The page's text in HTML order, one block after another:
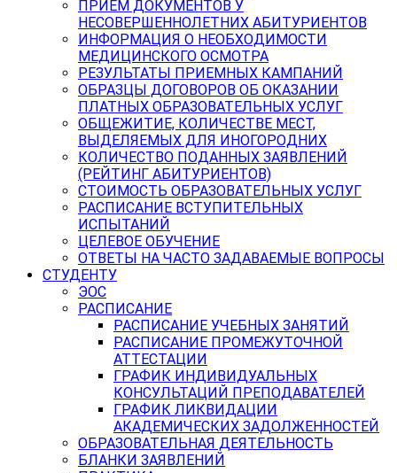
ПРИЕМ ДОКУМЕНТОВ У
НЕСОВЕРШЕННОЛЕТНИХ АБИТУРИЕНТОВ
ИНФОРМАЦИЯ О НЕОБХОДИМОСТИ
МЕДИЦИНСКОГО ОСМОТРА
РЕЗУЛЬТАТЫ ПРИЕМНЫХ КАМПАНИЙ
ОБРАЗЦЫ ДОГОВОРОВ ОБ ОКАЗАНИИ
ПЛАТНЫХ ОБРАЗОВАТЕЛЬНЫХ УСЛУГ
ОБЩЕЖИТИЕ, КОЛИЧЕСТВЕ МЕСТ,
ВЫДЕЛЯЕМЫХ ДЛЯ ИНОГОРОДНИХ
КОЛИЧЕСТВО ПОДАННЫХ ЗАЯВЛЕНИЙ
(РЕЙТИНГ АБИТУРИЕНТОВ)
СТОИМОСТЬ ОБРАЗОВАТЕЛЬНЫХ УСЛУГ
РАСПИСАНИЕ ВСТУПИТЕЛЬНЫХ
ИСПЫТАНИЙ
ЦЕЛЕВОЕ ОБУЧЕНИЕ
ОТВЕТЫ НА ЧАСТО ЗАДАВАЕМЫЕ ВОПРОСЫ
СТУДЕНТУ
ЭОС
РАСПИСАНИЕ
РАСПИСАНИЕ УЧЕБНЫХ ЗАНЯТИЙ
РАСПИСАНИЕ ПРОМЕЖУТОЧНОЙ
АТТЕСТАЦИИ
ГРАФИК ИНДИВИДУАЛЬНЫХ
КОНСУЛЬТАЦИЙ ПРЕПОДАВАТЕЛЕЙ
ГРАФИК ЛИКВИДАЦИИ
АКАДЕМИЧЕСКИХ ЗАДОЛЖЕННОСТЕЙ
ОБРАЗОВАТЕЛЬНАЯ ДЕЯТЕЛЬНОСТЬ
БЛАНКИ ЗАЯВЛЕНИЙ